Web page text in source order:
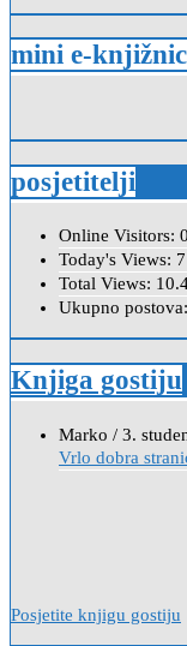
mini e-
posjetitelji
Online Visitors: 0
Today's Views: 7
Total Views:
Ukupno postova:
Knjiga gostiju
Anica/ 7.
Poštovanje,